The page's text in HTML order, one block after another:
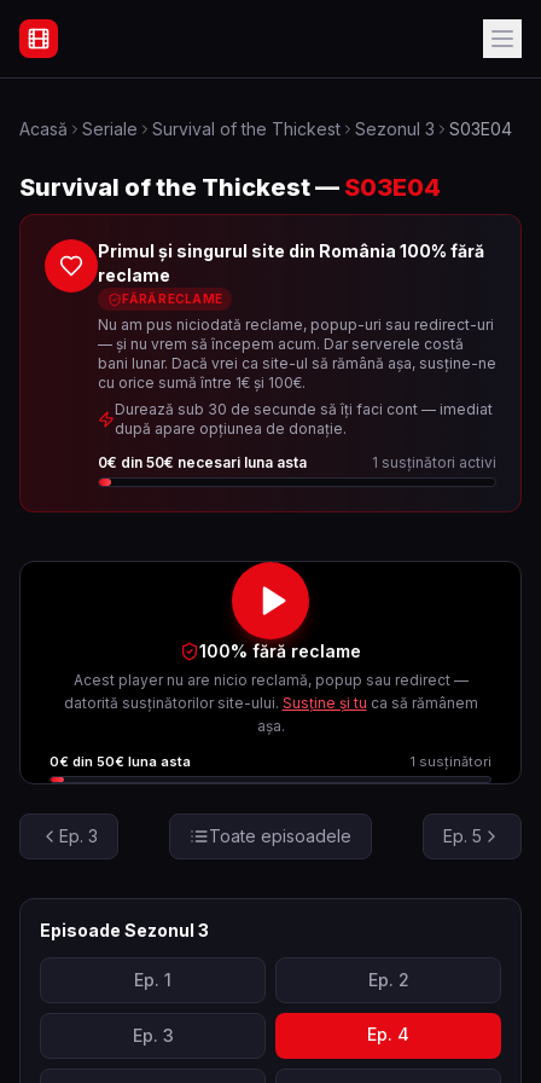
Filme Online Subtitrate - Acasă
Acasă Seriale Survival of the Thickest Sezonul 3 S03E04
Survival of the Thickest— S03E04
Primul și singurul site din România 100% fără
reclame
FĂRĂ RECLAME
Nu am pus niciodată reclame, popup-uri sau redirect-uri
— și nu vrem să începem acum. Dar serverele costă
bani lunar. Dacă vrei ca site-ul să rămână așa, susține-ne
cu orice sumă între 1€ și 100€.
Durează sub 30 de secunde să îți faci cont — imediat
după apare opțiunea de donație.
0€ din 50€ necesari luna asta 1 susținători activi
100% fără reclame
Acest player nu are nicio reclamă, popup sau redirect —
datorită susținătorilor site-ului. Susține și tu ca să rămânem
așa.
0€ din 50€ luna asta 1 susținători
Ep. 3 Toate episoadele Ep. 5
Episoade Sezonul 3
Ep. 1 Ep. 2
Ep. 3 Ep. 4